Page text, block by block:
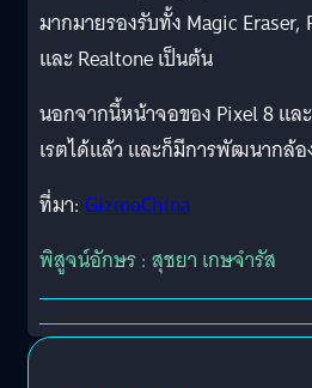
มากมายรองรับทั้ง Magic
และ Realtone เป็นต้น
นอกจากนี้หน้าจอของ Pixel 8 แล
เรตได้แล้ว และก็มีการพัฒนากล้
ที่มา: GizmoChina
พิสูจน์อักษร : สุชยา เกษจำรัส